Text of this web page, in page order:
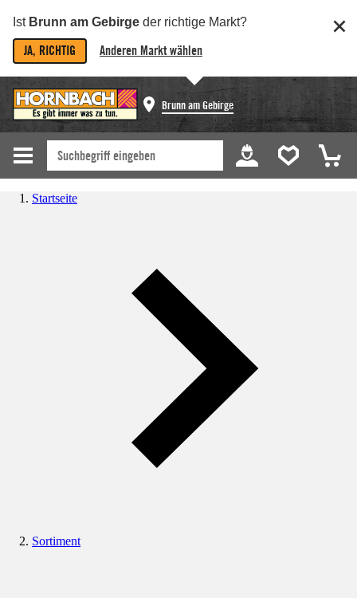
Ist Brunn am Gebirge der richtige Markt?
JA, RICHTIG Anderen Markt wählen
Brunn am Gebirge
Startseite
Sortiment